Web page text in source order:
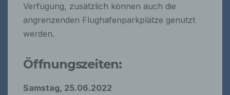
Verfügung, zusätzlich können auch die
angrenzenden Flughafenparkplätze genutzt
werden.
Öffnungszeiten:
Samstag, 25.06.2022
eMail: redaktion@dampfermagazin.de
UMSt-ID: DE-263787419
Gemäß Art. 77 DSGVO haben Sie das Recht, sich
In der Regel können Sie sich hierfür an die
Aufsichtsbehörde Ihres üblichen Aufenthaltsortes
Unternehmenssitzes unter nachfolgenden